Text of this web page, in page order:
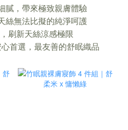
天絲的舒適
膩，帶來極致親膚體驗
絲無法比擬的純淨呵護
刷新天絲涼感極限
首選，最友善的舒眠織品